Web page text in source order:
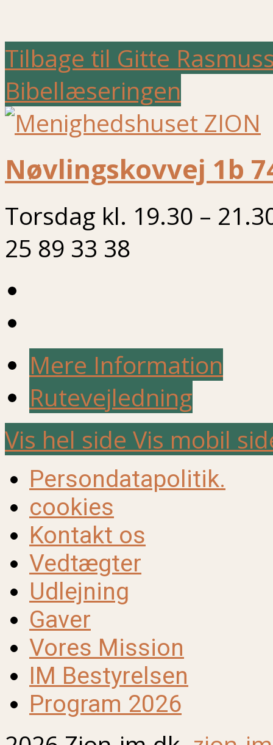
Tilbage til Gitte
Bibellæseringen
Nøvlingskovvej 1b
Torsdag kl. 19.30 –
25 89 33 38
Mere Information
Rutevejledning
Vis hel side Vis mobil
Persondatapolitik.
cookies
Kontakt os
Vedtægter
Udlejning
Gaver
Vores Mission
IM Bestyrelsen
Program 2026